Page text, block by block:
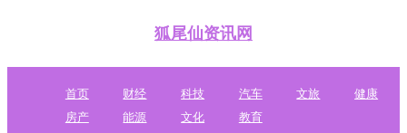
狐尾仙资讯网
首页 财经 科技 汽车 文旅
健康
房产
能源 文化 教育